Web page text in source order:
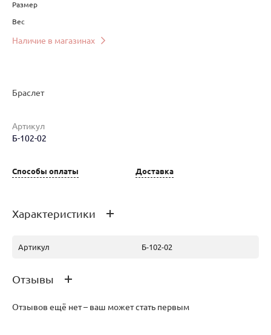
Размер
Вес
Наличие в магазинах
Наименование товара
Браслет (29224913) 18
Браслет
Артикул
Б-102-02
Способы оплаты Доставка
Характеристики
Артикул Б-102-02
Отзывы
Отзывов ещё нет – ваш может стать первым